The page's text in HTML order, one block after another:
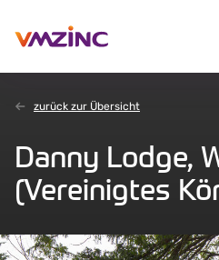
zurück zur Übersicht
Danny Lodge,
(Vereinigtes